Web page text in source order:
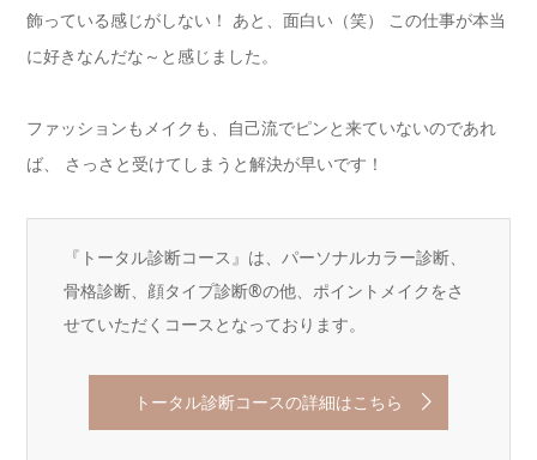
飾っている感じがしない！ あと、面白い（笑） この仕事が本当
に好きなんだな～と感じました。
ファッションもメイクも、自己流でピンと来ていないのであれ
ば、 さっさと受けてしまうと解決が早いです！
『トータル診断コース』は、パーソナルカラー診断、
骨格診断、顔タイプ診断®︎の他、ポイントメイクをさ
せていただくコースとなっております。
トータル診断コースの詳細はこちら